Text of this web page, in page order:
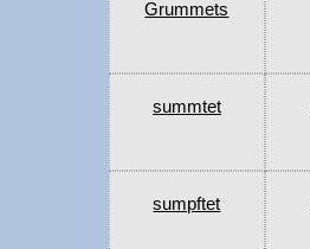
Grummets
summtet
sumpftet